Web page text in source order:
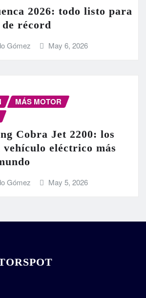
2026: todo listo para
récord
Gómez May 6, 2026
MÁS MOTOR
Cobra Jet 2200: los
vehículo eléctrico más
Gómez May 5, 2026